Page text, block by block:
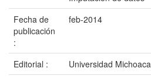
Fecha de
publicación
:
feb-2014
Editorial :
Universidad